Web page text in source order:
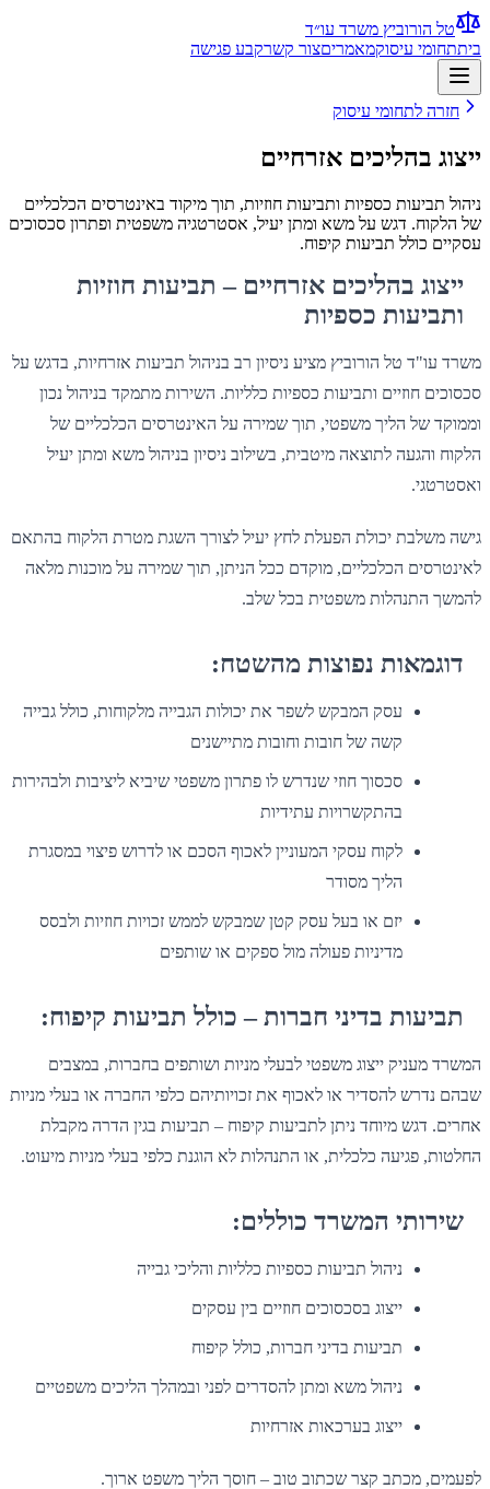
טל הורוביץ משרד עו״ד
ביתתחומי עיסוקמאמריםצור קשרקבע פגישה
חזרה לתחומי עיסוק
ייצוג בהליכים אזרחיים
ניהול תביעות כספיות ותביעות חוזיות, תוך מיקוד באינטרסים הכלכליים
של הלקוח. דגש על משא ומתן יעיל, אסטרטגיה משפטית ופתרון סכסוכים
עסקיים כולל תביעות קיפוח.
ייצוג בהליכים אזרחיים – תביעות חוזיות
ותביעות כספיות
משרד עו"ד טל הורוביץ מציע ניסיון רב בניהול תביעות אזרחיות, בדגש על
סכסוכים חוזיים ותביעות כספיות כלליות. השירות מתמקד בניהול נכון
וממוקד של הליך משפטי, תוך שמירה על האינטרסים הכלכליים של
הלקוח והגעה לתוצאה מיטבית, בשילוב ניסיון בניהול משא ומתן יעיל
ואסטרטגי.
גישה משלבת יכולת הפעלת לחץ יעיל לצורך השגת מטרת הלקוח בהתאם
לאינטרסים הכלכליים, מוקדם ככל הניתן, תוך שמירה על מוכנות מלאה
להמשך התנהלות משפטית בכל שלב.
דוגמאות נפוצות מהשטח:
עסק המבקש לשפר את יכולות הגבייה מלקוחות, כולל גבייה
קשה של חובות וחובות מתיישנים
סכסוך חוזי שנדרש לו פתרון משפטי שיביא ליציבות ולבהירות
בהתקשרויות עתידיות
לקוח עסקי המעוניין לאכוף הסכם או לדרוש פיצוי במסגרת
הליך מסודר
יזם או בעל עסק קטן שמבקש לממש זכויות חוזיות ולבסס
מדיניות פעולה מול ספקים או שותפים
תביעות בדיני חברות – כולל תביעות קיפוח:
המשרד מעניק ייצוג משפטי לבעלי מניות ושותפים בחברות, במצבים
שבהם נדרש להסדיר או לאכוף את זכויותיהם כלפי החברה או בעלי מניות
אחרים. דגש מיוחד ניתן לתביעות קיפוח – תביעות בגין הדרה מקבלת
החלטות, פגיעה כלכלית, או התנהלות לא הוגנת כלפי בעלי מניות מיעוט.
שירותי המשרד כוללים:
ניהול תביעות כספיות כלליות והליכי גבייה
ייצוג בסכסוכים חוזיים בין עסקים
תביעות בדיני חברות, כולל קיפוח
ניהול משא ומתן להסדרים לפני ובמהלך הליכים משפטיים
ייצוג בערכאות אזרחיות
לפעמים, מכתב קצר שכתוב טוב – חוסך הליך משפט ארוך.